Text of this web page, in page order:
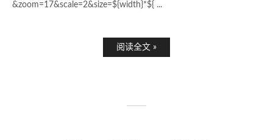
&zoom=17&scale=2&size=${width}*${ ...
阅读全文 »